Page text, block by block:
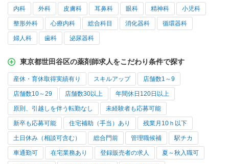
内科 外科 皮膚科 耳鼻科 眼科 精神科 小児科
整形外科 心療内科 総合科目 消化器科 循環器科
婦人科 歯科 泌尿器科
東京都世田谷区の薬剤師求人をこだわり条件で探す
産休・育休取得実績有り スキルアップ 店舗数1～9
店舗数10～29 店舗数30以上 年間休日120日以上
原則、引越しを伴う転勤なし 未経験者も応募可能
新卒も応募可能 住宅補助（手当）あり 残業月10ｈ以下
土日休み（相談可含む） 総合門前 管理職候補 駅チカ
車通勤可 在宅業務あり 登録販売者の求人 夏～秋入職可